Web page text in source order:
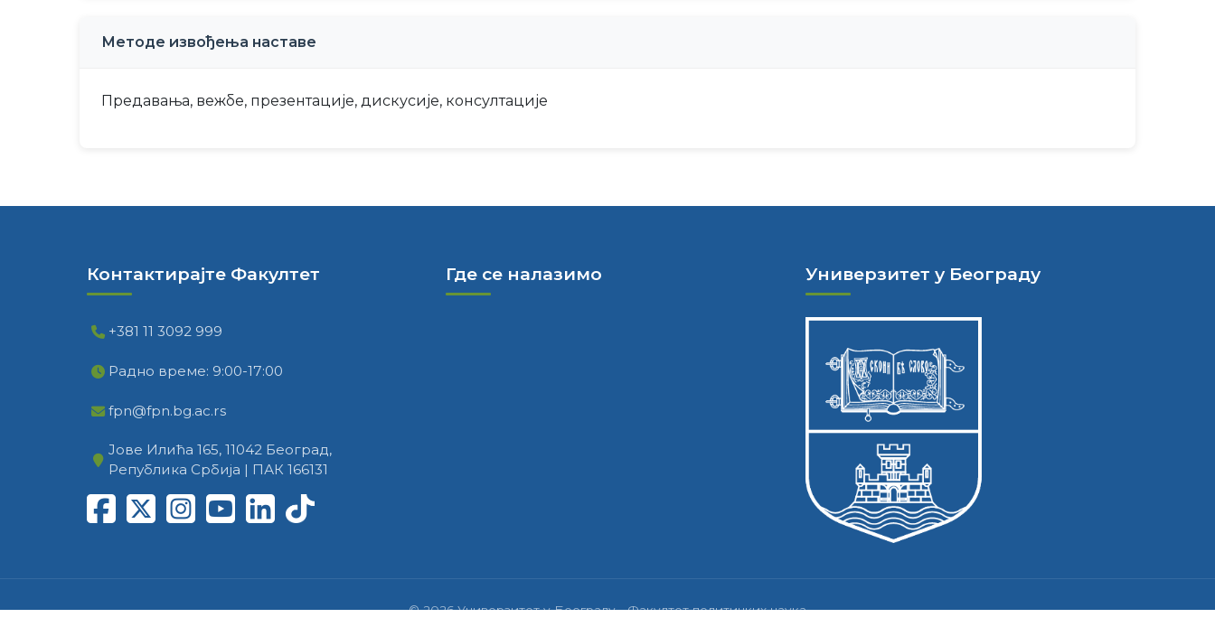
Методе извођења наставе
Предавања, вежбе, презентације, дискусије, консултације
Контактирајте Факултет
+381 11 3092 999
Радно време: 9:00-17:00
fpn@fpn.bg.ac.rs
Јове Илића 165, 11042 Београд,
Република Србија | ПАК 166131
Где се налазимо Универзитет у Београду
© 2026 Универзитет у Београду - Факултет политичких наука